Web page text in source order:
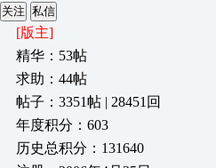
关注 私信
[版主]
精华：53帖
求助：44帖
帖子：3351帖 | 28451回
年度积分：603
历史总积分：131640